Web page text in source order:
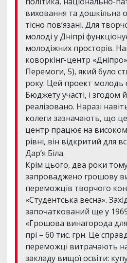
виховання та дошкільна
тісно пов’язані. Для
молоді у Дніпрі
молодіжних просторів.
коворкінг-центр
Перемоги, 5), який було
року. Цей проект молодь
Бюджету участі, і згодом
реалізовано. Наразі
колеги зазначають, що
центр працює на
рівні, він відкритий для
Дар’я Біла.
Крім цього, два роки
запроваджено грошову
переможців творчого
«Студентська весна».
започаткований ще у
«Грошова винагорода
прі – 60 тис. грн. Це
переможці витрачають
закладу вищої освіти: